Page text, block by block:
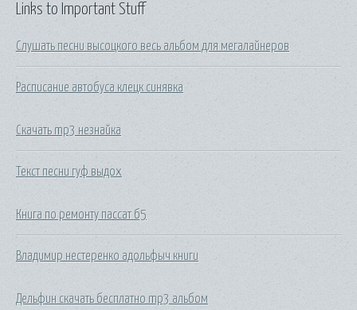
Links to Important Stuff
Слушать песни высоцкого весь альбом для мегалайнеров
Расписание автобуса клецк синявка
Скачать mp3 незнайка
Текст песни гуф выдох
Книга по ремонту пассат б5
Владимир нестеренко адольфыч книги
Дельфин скачать бесплатно mp3 альбом